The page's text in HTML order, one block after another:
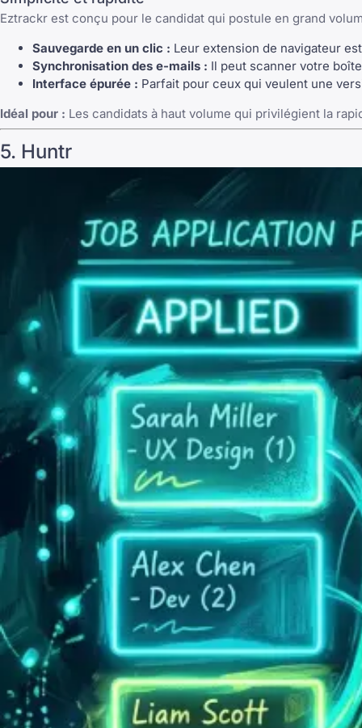
Eztrackr est conçu pour le candidat qui postule en grand
Sauvegarde en un clic : Leur extension de navigateur
Synchronisation des e-mails : Il peut scanner votre
Interface épurée : Parfait pour ceux qui veulent une
Idéal pour : Les candidats à haut volume qui privilégient la
5. Huntr